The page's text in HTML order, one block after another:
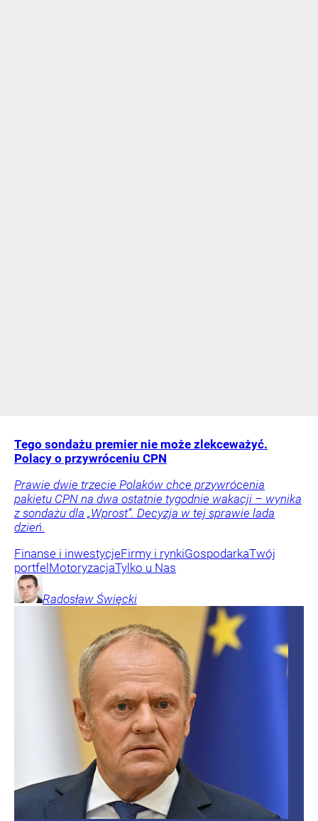
Tego sondażu premier nie może zlekceważyć.
Polacy o przywróceniu CPN
Prawie dwie trzecie Polaków chce przywrócenia
pakietu CPN na dwa ostatnie tygodnie wakacji – wynika
z sondażu dla „Wprost”. Decyzja w tej sprawie lada
dzień.
Finanse i inwestycjeFirmy i rynkiGospodarkaTwój
portfel MotoryzacjaTylko u Nas
Radosław Święcki